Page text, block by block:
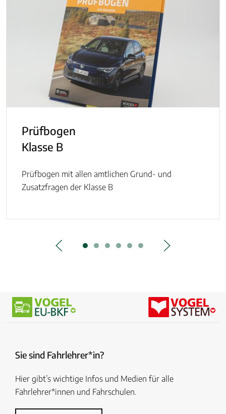
Prüfbogen
Klasse B
Prüfbogen mit allen amtlichen Grund- und
Zusatzfragen der Klasse B
Sie sind Fahrlehrer*in?
Hier gibt’s wichtige Infos und Medien für alle
Fahrlehrer*innen und Fahrschulen.